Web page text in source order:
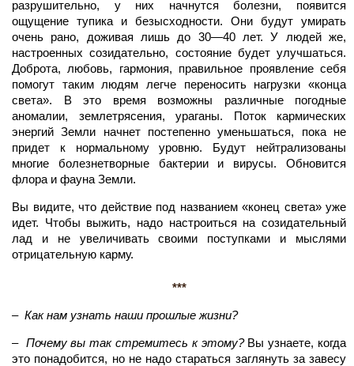
разрушительно, у них начнутся болезни, появится
ощущение тупика и безысходности. Они будут умирать
очень рано, доживая лишь до 30—40 лет. У людей же,
настроенных созидательно, состояние будет улучшаться.
Доброта, любовь, гармония, правильное проявление себя
помогут таким людям легче переносить нагрузки «конца
света». В это время возможны различные погодные
аномалии, землетрясения, ураганы. Поток кармических
энергий Земли начнет постепенно уменьшаться, пока не
придет к нормальному уровню. Будут нейтрализованы
многие болезнетворные бактерии и вирусы. Обновится
флора и фауна Земли.
Вы видите, что действие под названием «конец света» уже
идет. Чтобы выжить, надо настроиться на созидательный
лад и не увеличивать своими поступками и мыслями
отрицательную карму.
***
– Как нам узнать наши прошлые жизни?
– Почему вы так стремитесь к этому?Вы узнаете, когда
это понадобится, но не надо стараться заглянуть за завесу